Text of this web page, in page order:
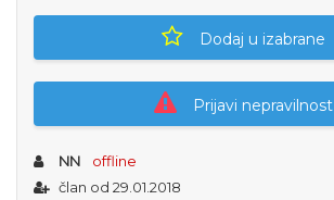
Dodaj u izabrane
Prijavi nepravilnost
NN
offline
član od 29.01.2018